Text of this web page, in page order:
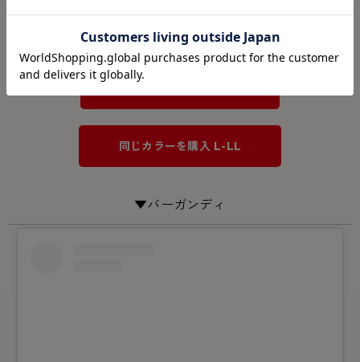
同じカラーを購入 L-LL
▼バーガンディ